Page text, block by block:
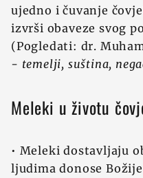
ujedno i čuvanje
izvrši obaveze svog
(Pogledati: dr.
- temelji, suština,
Meleki u životu
• Meleki dostavljaju
ljudima donose